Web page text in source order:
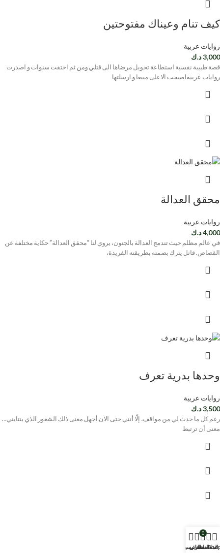
كيف تنام وعيناك مفتوحتين
روايات عربية
3,000د.ك
قصة طبيبة نفسية استطاعة تحويل مرضاها الى قتلي ومن ثم اختفت سنوات و اصدرت
روايات عربيةاصبحت الاعلى مبيعا و ارسلتها
محقق العدالة
روايات عربية
4,000د.ك
في عالم مظلم حيث تندمج العدالة بالجنون، يروي لنا “محقق العدالة” حكاية مختلفة عن
القصاص. قاتل يترك بصمته بطريقته الفريدة،
وحدها بدرية تعرف
روايات عربية
3,500د.ك
رغم كل ما حدث لي من مواقف، إلّا أنني حتى الآن أجهل معنى ذلك الشعور الذي ينتابني…
معنى أن ترتبط
المفضلة
0
السلة
حسابي
الرئيسية